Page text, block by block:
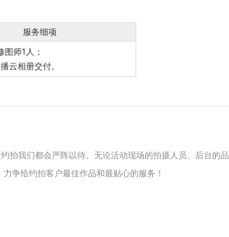
服务细项
图师1人；
云相册交付。
拍我们都会严阵以待。无论活动现场的拍摄人员、后台的品
争给约拍客户最佳作品和最贴心的服务！